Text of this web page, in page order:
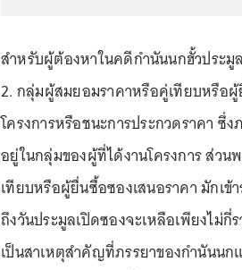
สำหรับผู้ต้องหาในคดีกำนันนกฮั้วประ
2. กลุ่มผู้สมยอมราคาหรือคู่เทียบหรือ
โครงการหรือชนะการประกวดราคา ซึ่
อยู่ในกลุ่มของผู้ที่ได้งานโครงการ ส่ว
เทียบหรือผู้ยื่นซื้อซองเสนอราคา มักเ
ถึงวันประมูลเปิดซองจะเหลือเพียงไม่กี่
เป็นสาเหตุสำคัญที่ภรรยาของกำนันน